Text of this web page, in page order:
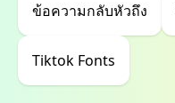
ข้อความกลับหัวถึง
Tiktok Fonts